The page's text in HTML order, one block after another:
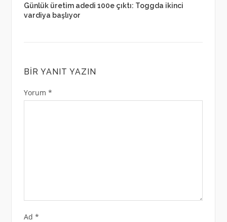
Günlük üretim adedi 100e çıktı: Toggda ikinci
vardiya başlıyor
BIR YANIT YAZIN
Yorum *
Ad *